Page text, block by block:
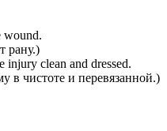
wound.
рану.)
injury clean and dressed.
в чистоте и перевязанной.)